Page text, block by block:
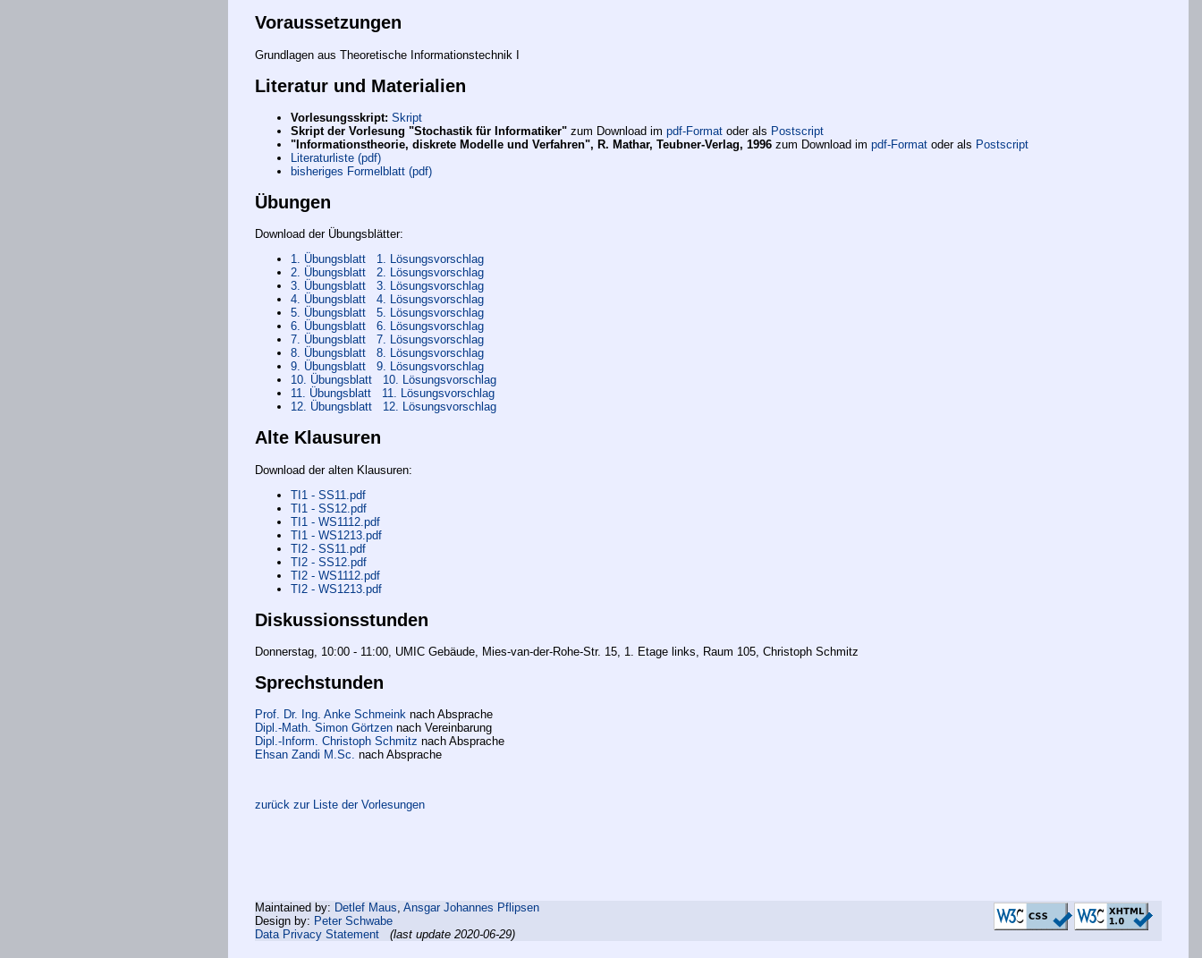
Voraussetzungen
Grundlagen aus Theoretische Informationstechnik I
Literatur und Materialien
Vorlesungsskript: Skript
Skript der Vorlesung "Stochastik für Informatiker" zum Download im pdf-Format oder als Postscript
"Informationstheorie, diskrete Modelle und Verfahren", R. Mathar, Teubner-Verlag, 1996 zum Download im pdf-Format oder als Postscript
Literaturliste (pdf)
bisheriges Formelblatt (pdf)
Übungen
Download der Übungsblätter:
1. Übungsblatt
1. Lösungsvorschlag
2. Übungsblatt
2. Lösungsvorschlag
3. Übungsblatt
3. Lösungsvorschlag
4. Übungsblatt
4. Lösungsvorschlag
5. Übungsblatt
5. Lösungsvorschlag
6. Übungsblatt
6. Lösungsvorschlag
7. Übungsblatt
7. Lösungsvorschlag
8. Übungsblatt
8. Lösungsvorschlag
9. Übungsblatt
9. Lösungsvorschlag
10. Übungsblatt
10. Lösungsvorschlag
11. Übungsblatt
11. Lösungsvorschlag
12. Übungsblatt
12. Lösungsvorschlag
Alte Klausuren
Download der alten Klausuren:
TI1 - SS11.pdf
TI1 - SS12.pdf
TI1 - WS1112.pdf
TI1 - WS1213.pdf
TI2 - SS11.pdf
TI2 - SS12.pdf
TI2 - WS1112.pdf
TI2 - WS1213.pdf
Diskussionsstunden
Donnerstag, 10:00 - 11:00, UMIC Gebäude, Mies-van-der-Rohe-Str. 15, 1. Etage links, Raum 105, Christoph Schmitz
Sprechstunden
Prof. Dr. Ing. Anke Schmeink nach Absprache
Dipl.-Math. Simon Görtzen nach Vereinbarung
Dipl.-Inform. Christoph Schmitz nach Absprache
Ehsan Zandi M.Sc. nach Absprache
zurück zur Liste der Vorlesungen
Maintained by: Detlef Maus, Ansgar Johannes Pflipsen
Design by: Peter Schwabe
Data Privacy Statement
(last update 2020-06-29)